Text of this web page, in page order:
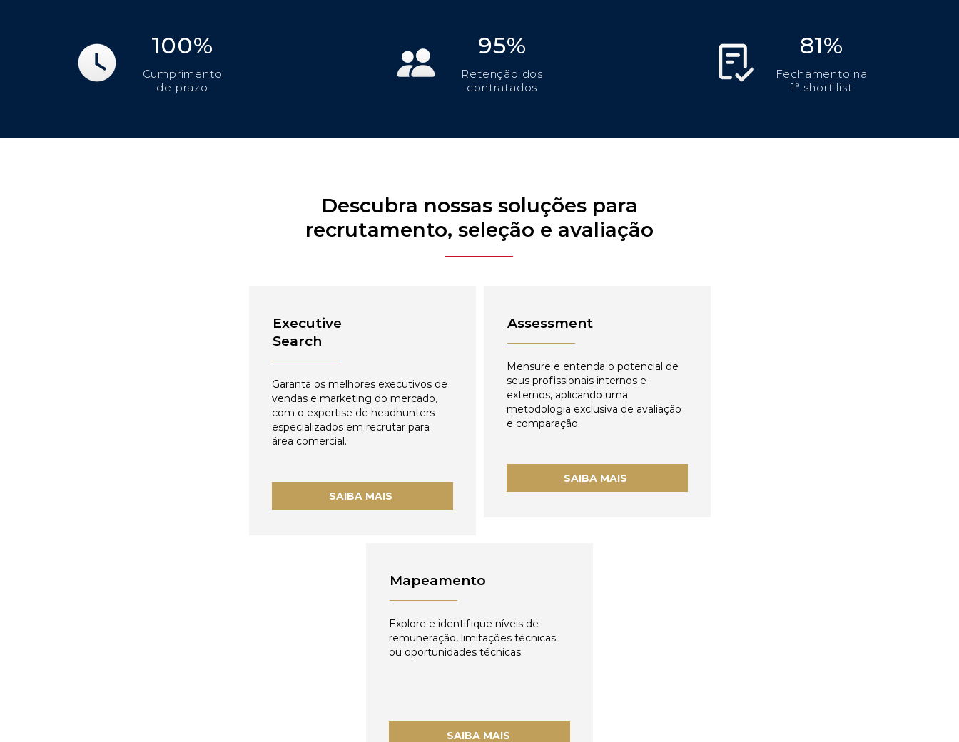
100%
Cumprimento
de prazo
95%
Retenção dos
contratados
81%
Fechamento na
1ª short list
Descubra nossas soluções para
recrutamento, seleção e avaliação
Executive
Search
Garanta os melhores executivos de
vendas e marketing do mercado,
com o expertise de headhunters
especializados em recrutar para
área comercial.
SAIBA MAIS
Assessment
Mensure e entenda o potencial de
seus profissionais internos e
externos, aplicando uma
metodologia exclusiva de avaliação
e comparação.
SAIBA MAIS
Mapeamento
Explore e identifique níveis de
remuneração, limitações técnicas
ou oportunidades técnicas.
SAIBA MAIS